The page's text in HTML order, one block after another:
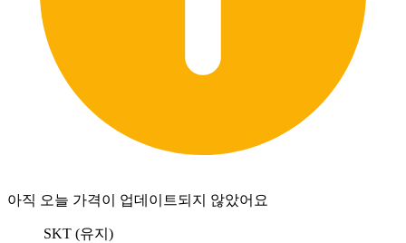
아직 오늘 가격이 업데이트되지 않았어요
SKT (유지)